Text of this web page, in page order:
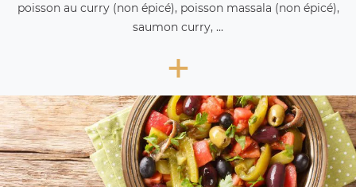
poisson au curry (non épicé), poisson massala (non épicé),
saumon curry, ...
+